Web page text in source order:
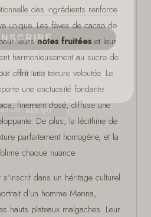
des ingrédients renforce
unique. Les fèves de cacao de
leursnotes fruitéeset leur
harmonieusement au sucre de
offrir une texture veloutée. Le
une onctuosité fondante.
finement dosé, diffuse une
De plus, la lécithine de
parfaitement homogène, et la
chaque nuance.
dans un héritage culturel
d’un homme Merina,
hauts plateaux malgaches. Leur
MERCI